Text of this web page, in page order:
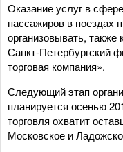
Оказание услуг в
пассажиров в поездах
организовывать, также
Санкт-Петербургский
торговая компания».
Следующий этап
планируется осенью
торговля охватит
Московское и